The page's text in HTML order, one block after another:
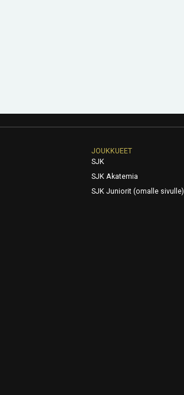
JOUKKUEET
SJK
SJK Akatemia
SJK Juniorit (omalle sivulle)